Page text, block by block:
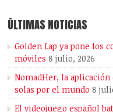
ÚLTIMAS NOTICIAS
Golden Lap ya pone los
móviles 8 julio, 2026
NomadHer, la aplicación
solas por el mundo 8
El videojuego español